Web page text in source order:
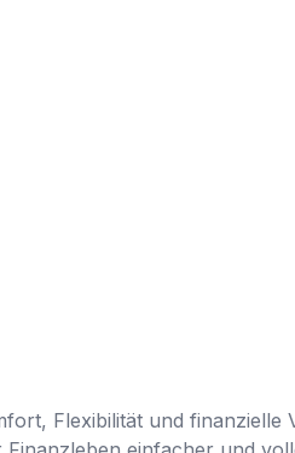
Flexibilität und finanzielle